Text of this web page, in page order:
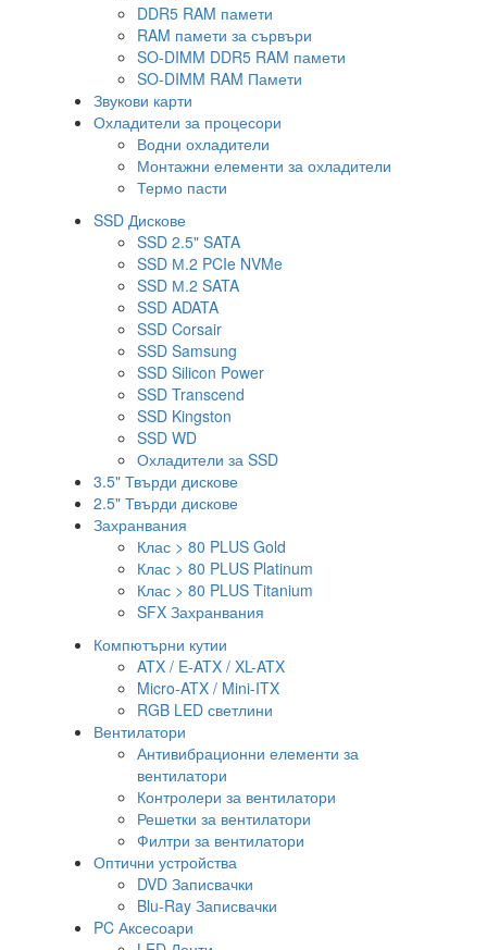
DDR5 RAM памети
RAM памети за сървъри
SO-DIMM DDR5 RAM памети
SO-DIMM RAM Памети
Звукови карти
Охладители за процесори
Водни охладители
Монтажни елементи за охладители
Термо пасти
SSD Дискове
SSD 2.5" SATA
SSD М.2 PCIe NVMe
SSD М.2 SATA
SSD ADATA
SSD Corsair
SSD Samsung
SSD Silicon Power
SSD Transcend
SSD Kingston
SSD WD
Охладители за SSD
3.5" Твърди дискове
2.5" Твърди дискове
Захранвания
Клас > 80 PLUS Gold
Клас > 80 PLUS Platinum
Клас > 80 PLUS Titanium
SFX Захранвания
Компютърни кутии
ATX / E-ATX / XL-ATX
Micro-ATX / Mini-ITX
RGB LED светлини
Вентилатори
Антивибрационни елементи за
вентилатори
Контролери за вентилатори
Решетки за вентилатори
Филтри за вентилатори
Оптични устройства
DVD Записвачки
Blu-Ray Записвачки
PC Аксесоари